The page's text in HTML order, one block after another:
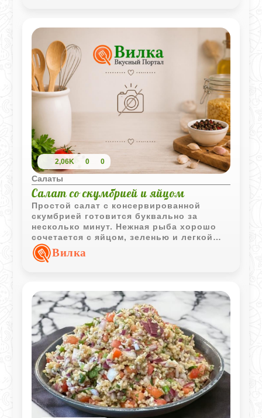
2,06K 0 0
Салаты
Салат со скумбрией и яйцом
Простой салат с консервированной
скумбрией готовится буквально за
несколько минут. Нежная рыба хорошо
сочетается с яйцом, зеленью и легкой
заправкой из сметаны и майонеза,
поэтому салат получается одновременно
Вилка